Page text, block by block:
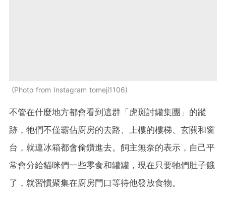
Photo from Instagram tomeji1106
不管在什麼地方都會看到這群「虎斑討罐集團」的蹤
跡，牠們不僅霸佔廚房的去路、上樓的樓梯、玄關和窗
台，就連冰箱都會偷鑽進去。飼主無奈的表示，自己平
常會分給貓咪們一些零食和罐罐，現在只要牠們肚子餓
了，就習慣聚集在廚房門口等待他發放食物。